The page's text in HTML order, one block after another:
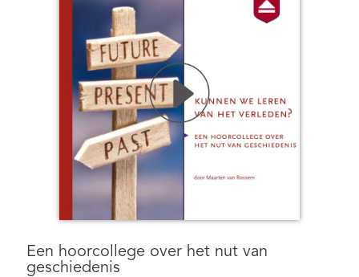
Een hoorcollege over het nut van
geschiedenis